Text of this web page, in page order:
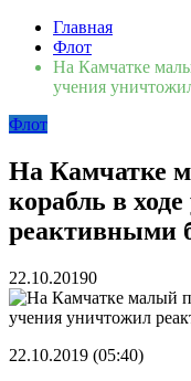
Главная
Флот
На Камчатке
учения
Флот
На Камчатке
корабль в
реактивными
22.10.20190
22.10.2019 (05:40)